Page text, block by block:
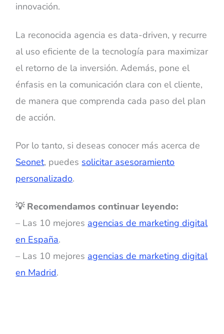
innovación.
La reconocida agencia es data-driven, y recurre
al uso eficiente de la tecnología para maximizar
el retorno de la inversión. Además, pone el
énfasis en la comunicación clara con el cliente,
de manera que comprenda cada paso del plan
de acción.
Por lo tanto, si deseas conocer más acerca de
Seonet, puedes solicitar asesoramiento
personalizado.
💡 Recomendamos continuar leyendo:
– Las 10 mejores agencias de marketing digital
en España.
– Las 10 mejores agencias de marketing digital
en Madrid.